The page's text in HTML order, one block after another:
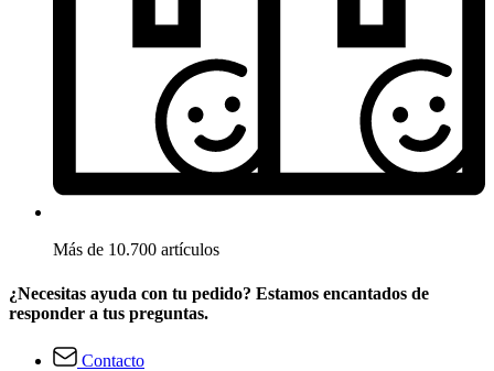
Más de 10.700 artículos
¿Necesitas ayuda con tu pedido? Estamos encantados de
responder a tus preguntas.
Contacto